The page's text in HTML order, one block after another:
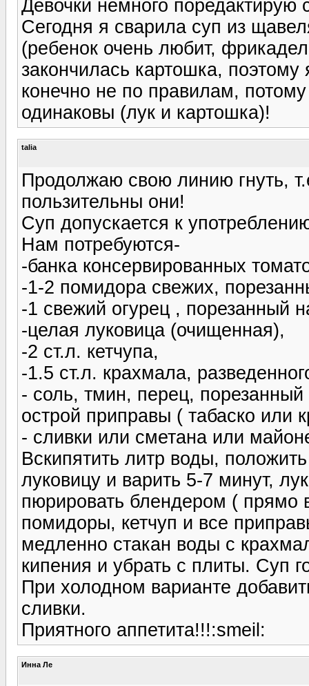
Девочки немного поредактирую
Сегодня я сварила суп из
(ребенок очень любит,
закончилась картошка,
конечно не по правилам,
одинаковы (лук и картошка)!
talia
Продолжаю свою линию гнуть,
пользительны они!
Суп допускается к
Нам потребуются-
-банка консервированных
-1-2 помидора свежих,
-1 свежий огурец , порезанный
-целая луковица (очищенная),
-2 ст.л. кетчупа,
-1.5 ст.л. крахмала,
- соль, тмин, перец,
острой приправы ( табаско или
- сливки или сметана или
Вскипятить литр воды,
луковицу и варить 5-7 минут,
пюрировать блендером ( прямо
помидоры, кетчуп и все
медленно стакан воды с
кипения и убрать с плиты. Суп
При холодном варианте
сливки.
Приятного аппетита!!!:smeil:
Инна Ле